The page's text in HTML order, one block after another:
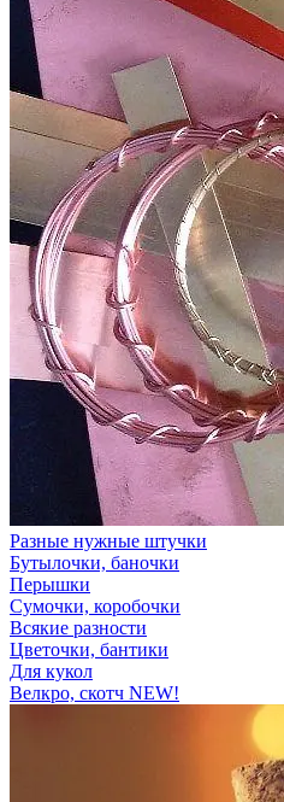
Разные нужные штучки
Бутылочки, баночки
Перышки
Сумочки, коробочки
Всякие разности
Цветочки, бантики
Для кукол
Велкро, скотч NEW!